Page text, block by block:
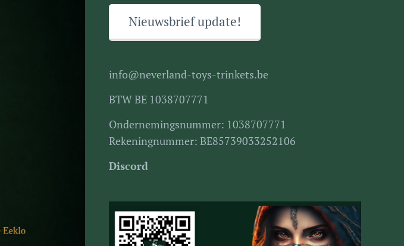
Nieuwsbrief update!
info@neverland-toys-trinkets.be
BTW BE 1038707771
Ondernemingsnummer: 1038707771
Rekeningnummer: BE85739033252106
Discord